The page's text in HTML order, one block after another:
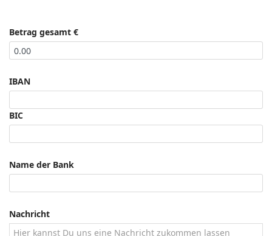
Betrag gesamt €
IBAN
BIC
Name der Bank
Nachricht